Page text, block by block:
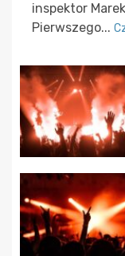
inspektor
Pierwszego...